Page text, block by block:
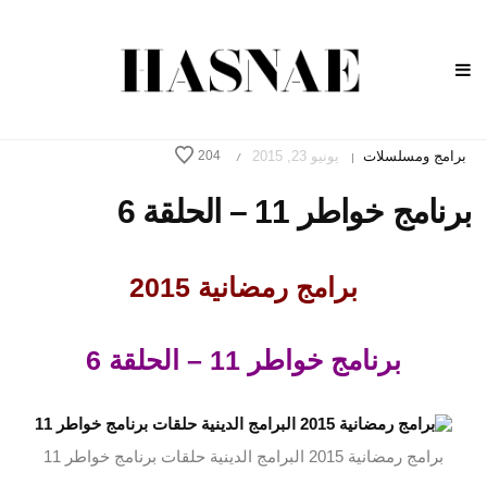
برامج ومسلسلات | يونيو 23, 2015 /
204
برنامج خواطر 11 – الحلقة 6
برامج رمضانية 2015
برنامج خواطر 11 – الحلقة 6
برامج رمضانية 2015 البرامج الدينية حلقات برنامج خواطر 11